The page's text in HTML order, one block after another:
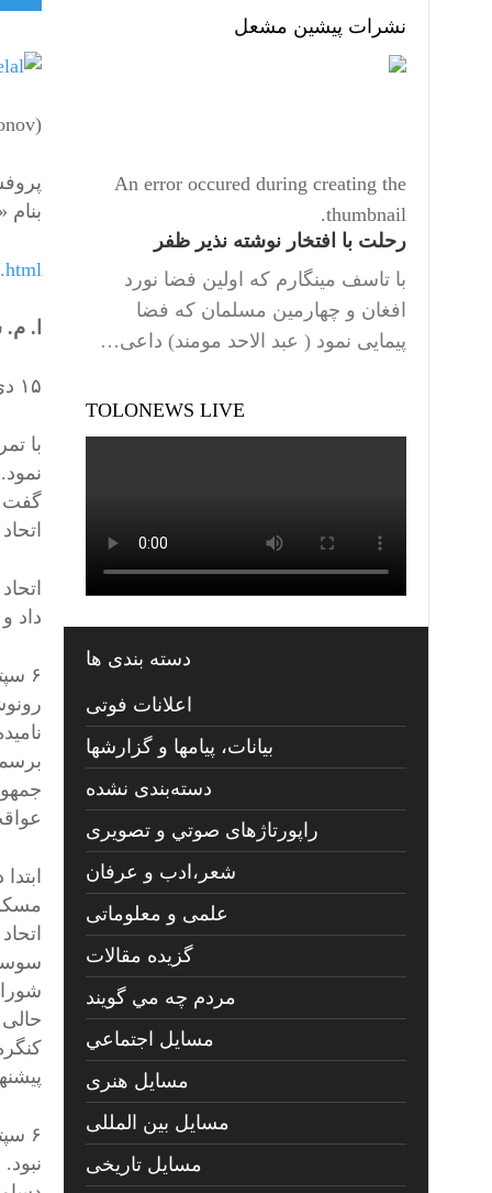
(Valentin Katasonov)
ا.
۱۵ دی- جدی ۱۳۹۵
با
داد
۶ سپتامبر سال ۱۹۹۱
۶
نشرات پیشین مشعل
An error occured during creating the
thumbnail.
رحلت با افتخار نوشته نذیر ظفر
با تاسف مینگارم که اولین فضا نورد
افغان و چهارمین مسلمان که فضا
پیمایی نمود ( عبد الاحد مومند) داعی…
TOLONEWS LIVE
دسته بندی ها
اعلانات فوتی
بیانات، پیامها و گزارشها
دسته‌بندی نشده
راپورتاژهای صوتي و تصويری
شعر،ادب و عرفان
علمی و معلوماتی
گزیده مقالات
مردم چه مي گويند
مسايل اجتماعي
مسايل هنری
مسایل بین المللی
مسایل تاریخی